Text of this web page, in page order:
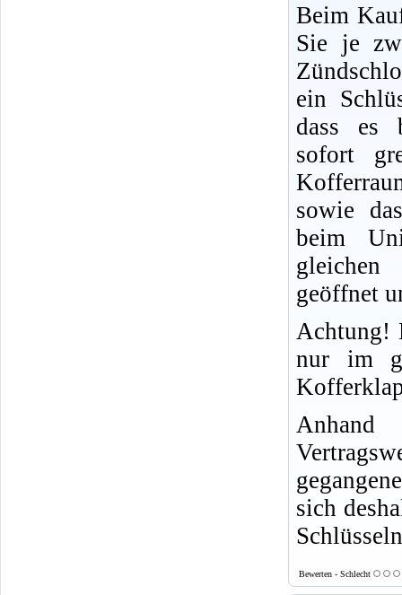
Beim
Sie je
ein
dass es
sofort
sowie
beim
geöffnet
Achtung!
nur im
Anhand
sich
Bewerten - Schlecht